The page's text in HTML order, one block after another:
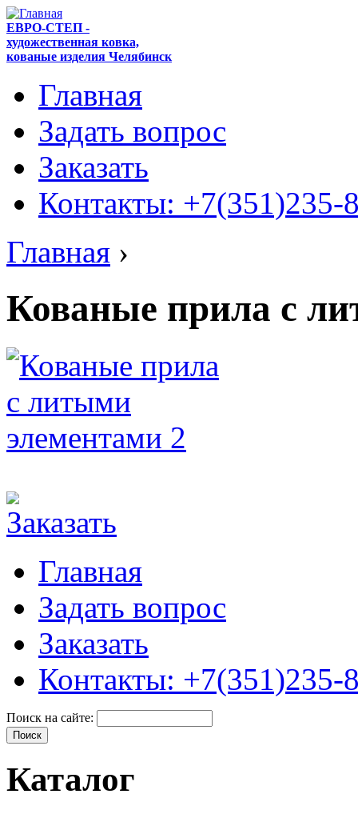
ЕВРО-СТЕП -
художественная ковка,
кованые изделия Челябинск
Главная
Задать вопрос
Заказать
Контакты: +7(351)235-
Главная ›
Кованые прила с
Главная
Задать вопрос
Заказать
Контакты: +7(351)235-
Поиск на сайте:
Каталог